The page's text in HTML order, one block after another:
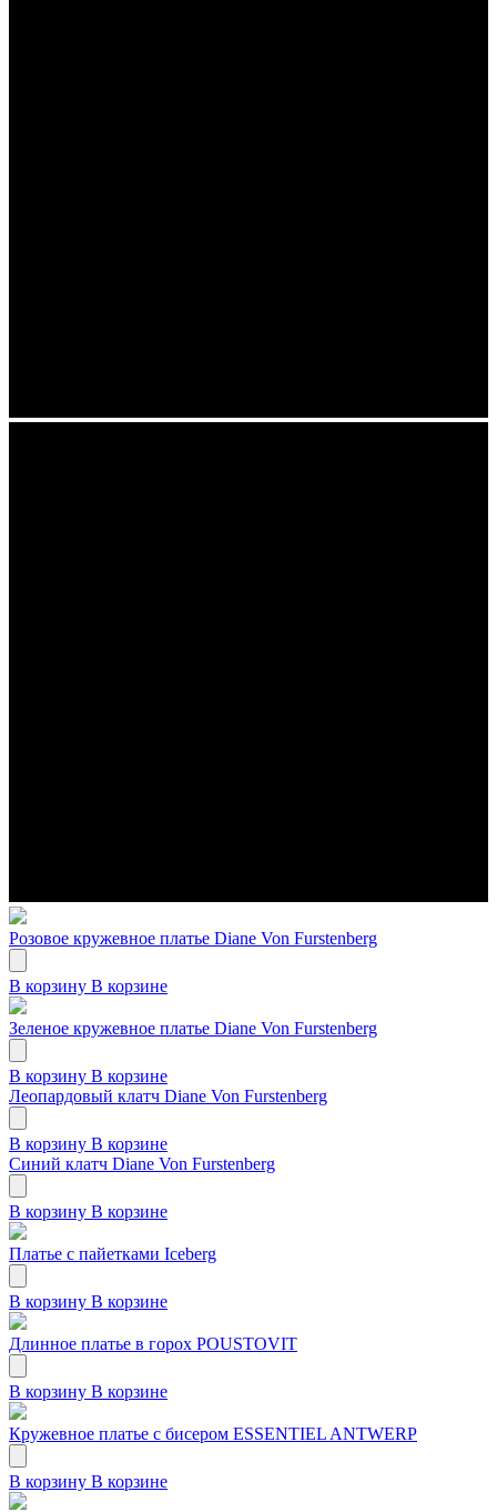
Розовое кружевное платье Diane Von Furstenberg
В корзину В корзине
Зеленое кружевное платье Diane Von Furstenberg
В корзину В корзине
Леопардовый клатч Diane Von Furstenberg
В корзину В корзине
Синий клатч Diane Von Furstenberg
В корзину В корзине
Платье с пайетками Iceberg
В корзину В корзине
Длинное платье в горох POUSTOVIT
В корзину В корзине
Кружевное платье с бисером ESSENTIEL ANTWERP
В корзину В корзине